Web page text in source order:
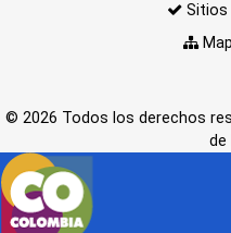
Sitios
© 2026 Todos los derechos
de